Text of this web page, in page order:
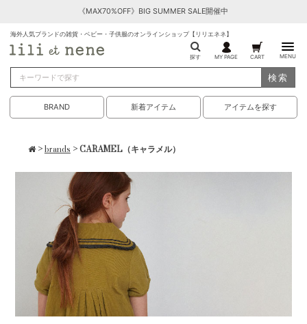
《MAX70%OFF》BIG SUMMER SALE開催中
海外人気ブランドの雑貨・ベビー・子供服のオンラインショップ【リリエネネ】
探す MY PAGE CART MENU
検索
BRAND 新着アイテム アイテムを探す
>brands > CARAMEL（キャラメル）